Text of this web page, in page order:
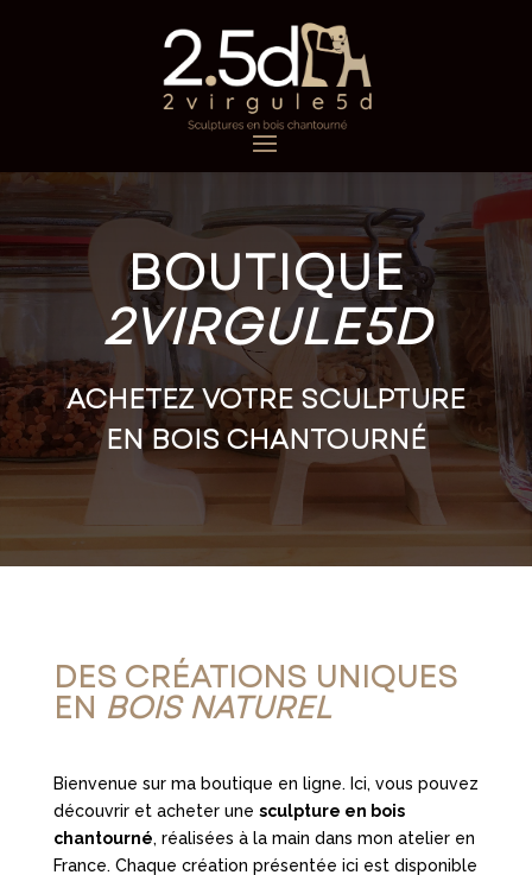
BOUTIQUE
2VIRGULE5D
ACHETEZ VOTRE SCULPTURE
EN BOIS CHANTOURNÉ
DES CRÉATIONS UNIQUES
EN BOIS NATUREL
Bienvenue sur ma boutique en ligne. Ici, vous pouvez
découvrir et acheter une sculpture en bois
chantourné, réalisées à la main dans mon atelier en
France. Chaque création présentée ici est disponible